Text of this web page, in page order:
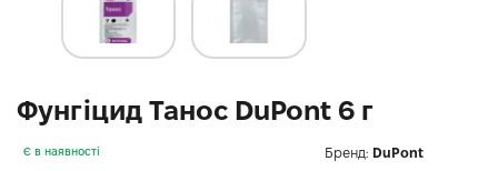
Фунгіцид Танос DuPont 6 г
Є в наявності Бренд: DuPont